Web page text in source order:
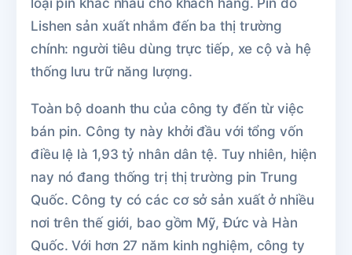
loại pin khác nhau cho khách hàng. Pin do
Lishen sản xuất nhắm đến ba thị trường
chính: người tiêu dùng trực tiếp, xe cộ và hệ
thống lưu trữ năng lượng.
Toàn bộ doanh thu của công ty đến từ việc
bán pin. Công ty này khởi đầu với tổng vốn
điều lệ là 1,93 tỷ nhân dân tệ. Tuy nhiên, hiện
nay nó đang thống trị thị trường pin Trung
Quốc. Công ty có các cơ sở sản xuất ở nhiều
nơi trên thế giới, bao gồm Mỹ, Đức và Hàn
Quốc. Với hơn 27 năm kinh nghiệm, công ty